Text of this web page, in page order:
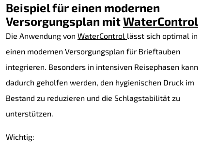
Beispiel für einen modernen
Versorgungsplan mitWaterControl
Die Anwendung von WaterControl lässt sich optimal in
einen modernen Versorgungsplan für Brieftauben
integrieren. Besonders in intensiven Reisephasen kann
dadurch geholfen werden, den hygienischen Druck im
Bestand zu reduzieren und die Schlagstabilität zu
unterstützen.
Wichtig: